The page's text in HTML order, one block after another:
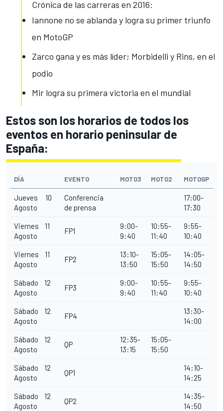
Crónica de las carreras en 2016:
Iannone no se ablanda y logra su primer triunfo
en MotoGP
Zarco gana y es más líder; Morbidelli y Rins, en el
podio
Mir logra su primera victoria en el mundial
Estos son los horarios de todos los
eventos en horario peninsular de
España:
Jueves 10
Agosto
Conferencia
de prensa
17:00-
17:30
Viernes 11
Agosto
FP1
9:00-
9:40
10:55-
11:40
9:55-
10:40
Viernes 11
Agosto
FP2
13:10-
13:50
15:05-
15:50
14:05-
14:50
Sábado 12
Agosto
FP3
9:00-
9:40
10:55-
11:40
9:55-
10:40
Sábado 12
Agosto
FP4
13:30-
14:00
Sábado 12
Agosto
QP
12:35-
13:15
15:05-
15:50
Sábado 12
Agosto
QP1
14:10-
14:25
Sábado 12
Agosto
QP2
14:35-
14:50
DÍA EVENTO MOTO3 MOTO2 MOTOGP